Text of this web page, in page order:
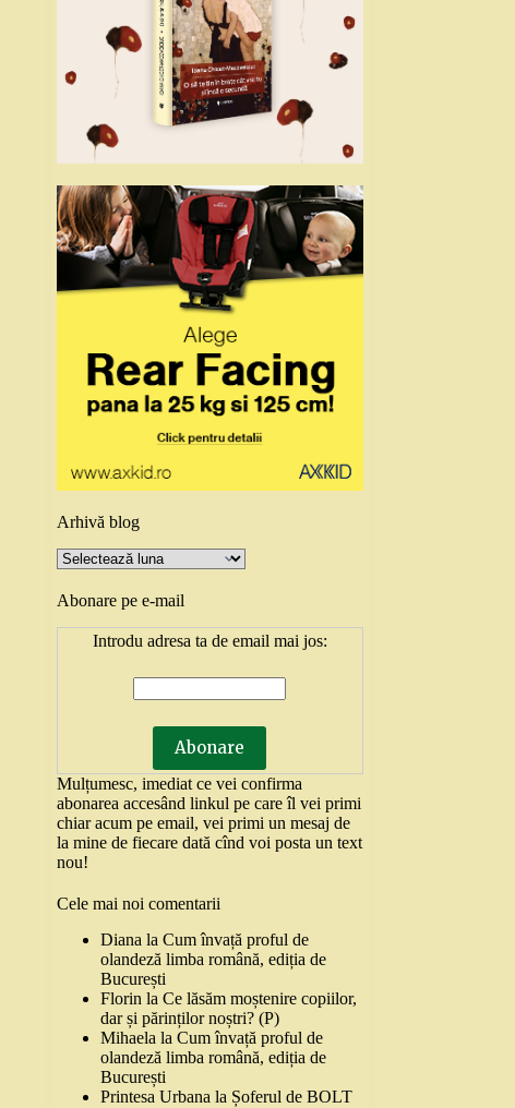
Arhivă blog
Arhivă
blog
Abonare pe e-mail
Introdu adresa ta de email mai jos:
Mulțumesc, imediat ce vei confirma
abonarea accesând linkul pe care îl vei primi
chiar acum pe email, vei primi un mesaj de
la mine de fiecare dată cînd voi posta un text
nou!
Cele mai noi comentarii
Diana laCum învață proful de
olandeză limba română, ediția de
București
Florin laCe lăsăm moștenire copiilor,
dar și părinților noștri? (P)
Mihaela laCum învață proful de
olandeză limba română, ediția de
București
Printesa Urbana la Șoferul de BOLT